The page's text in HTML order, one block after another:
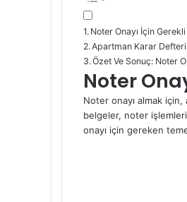
Noter Onayı İçin
Apartman Karar
Özet Ve Sonuç: Noter
Noter
Noter onayı almak için,
belgeler, noter
onayı için gereken